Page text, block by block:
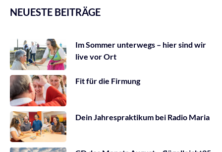
NEUESTE BEITRÄGE
Im Sommer unterwegs – hier sind wir
live vor Ort
Fit für die Firmung
Dein Jahrespraktikum bei Radio Maria